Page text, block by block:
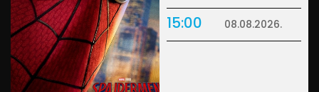
15:00 08.08.2026.